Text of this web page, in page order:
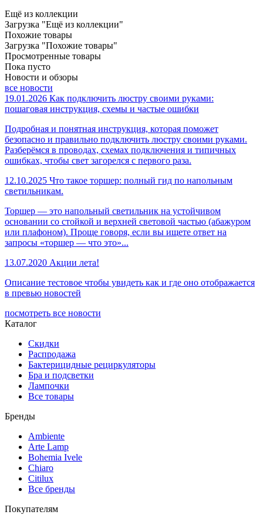
Ещё из коллекции
Загрузка "Ещё из коллекции"
Похожие товары
Загрузка "Похожие товары"
Просмотренные товары
Пока пусто
Новости и обзоры
все новости
19.01.2026 Как подключить люстру своими руками:
пошаговая инструкция, схемы и частые ошибки
Подробная и понятная инструкция, которая поможет
безопасно и правильно подключить люстру своими руками.
Разберёмся в проводах, схемах подключения и типичных
ошибках, чтобы свет загорелся с первого раза.
12.10.2025 Что такое торшер: полный гид по напольным
светильникам.
Торшер — это напольный светильник на устойчивом
основании со стойкой и верхней световой частью (абажуром
или плафоном). Проще говоря, если вы ищете ответ на
запросы «торшер — что это»...
13.07.2020 Акции лета!
Описание тестовое чтобы увидеть как и где оно отображается
в превью новостей
посмотреть все новости
Каталог
Скидки
Распродажа
Бактерицидные рециркуляторы
Бра и подсветки
Лампочки
Все товары
Бренды
Ambiente
Arte Lamp
Bohemia Ivele
Chiaro
Citilux
Все бренды
Покупателям